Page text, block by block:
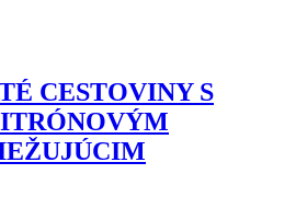
CESTOVINY S